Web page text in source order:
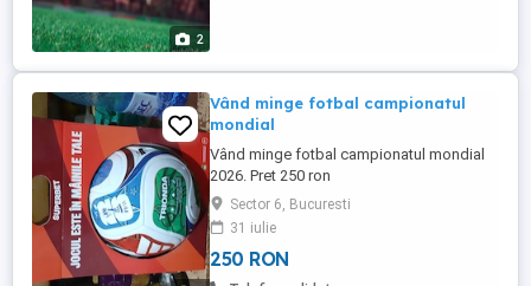
2
Vând minge fotbal campionatul
mondial
Vând minge fotbal campionatul mondial
2026. Pret 250 ron
Sector 6, Bucuresti
31 iulie
250 RON